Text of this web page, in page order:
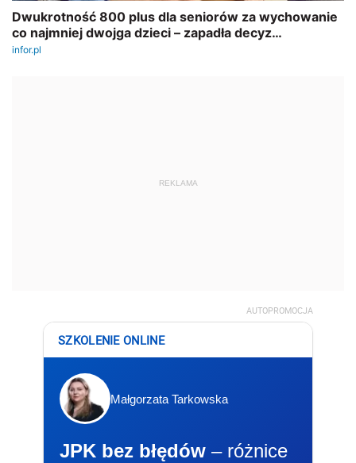
REKLAMA
AUTOPROMOCJA
SZKOLENIE ONLINE
Małgorzata Tarkowska
JPK bez błędów – różnice